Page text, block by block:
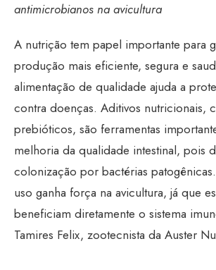
antimicrobianos na avicultura
A nutrição tem papel importante para
produção mais eficiente, segura e
alimentação de qualidade ajuda a
contra doenças. Aditivos nutricionais,
prebióticos, são ferramentas
melhoria da qualidade intestinal, pois
colonização por bactérias
uso ganha força na avicultura, já que
beneficiam diretamente o sistema
Tamires Felix, zootecnista da Auster